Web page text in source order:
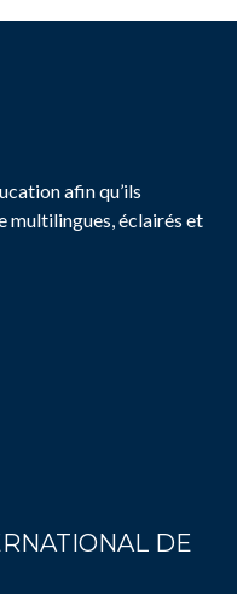
afin qu’ils
multilingues, éclairés et
DE